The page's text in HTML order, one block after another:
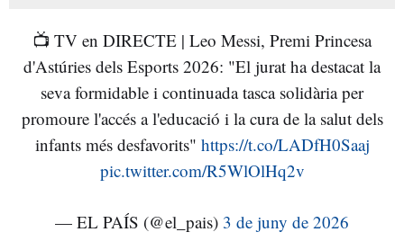
📺 TV en DIRECTE | Leo Messi, Premi Princesa
d'Astúries dels Esports 2026: "El jurat ha destacat la
seva formidable i continuada tasca solidària per
promoure l'accés a l'educació i la cura de la salut dels
infants més desfavorits" https://t.co/LADfH0Saaj
pic.twitter.com/R5WlOlHq2v
— EL PAÍS (@el_pais) 3 de juny de 2026